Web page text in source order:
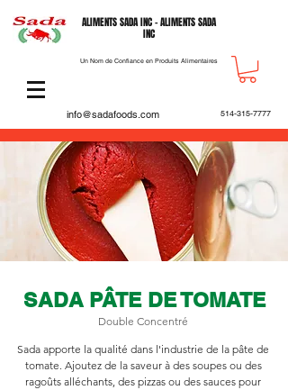
ALIMENTS SADA INC - ALIMENTS SADA
INC
Un Nom de Confiance en Produits Alimentaires
info@sadafoods.com 514-315-7777
SADA PÂTE DE TOMATE
Double Concentré
Sada apporte la qualité dans l'industrie de la pâte de
tomate. Ajoutez de la saveur à des soupes ou des
ragoûts alléchants, des pizzas ou des sauces pour